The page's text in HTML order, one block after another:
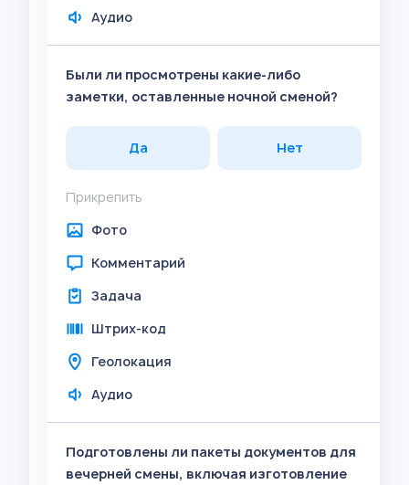
Аудио
Были ли просмотрены какие-либо
заметки, оставленные ночной сменой?
Да Нет
Прикрепить
Фото
Комментарий
Задача
Штрих-код
Геолокация
Аудио
Подготовлены ли пакеты документов для
вечерней смены, включая изготовление